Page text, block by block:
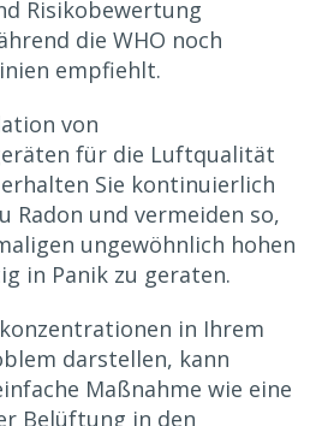
Risikobewertung
die WHO noch
empfiehlt.
von
für die Luftqualität
Sie kontinuierlich
Radon und vermeiden so,
ungewöhnlich hohen
in Panik zu geraten.
in Ihrem
darstellen, kann
Maßnahme wie eine
Belüftung in den